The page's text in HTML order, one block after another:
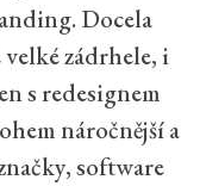
Docela
velké zádrhele, i
s redesignem
náročnější a
software